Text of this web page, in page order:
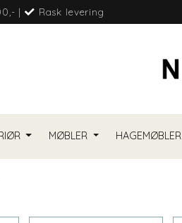
| Rask levering
MØBLER HAGEMØBLER